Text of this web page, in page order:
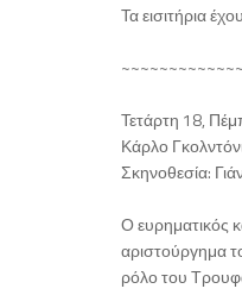
Τα εισιτήρια
Τετάρτη 18,
Κάρλο
Σκηνοθεσία:
Ο ευρηματικός
αριστούργημα
ρόλο του